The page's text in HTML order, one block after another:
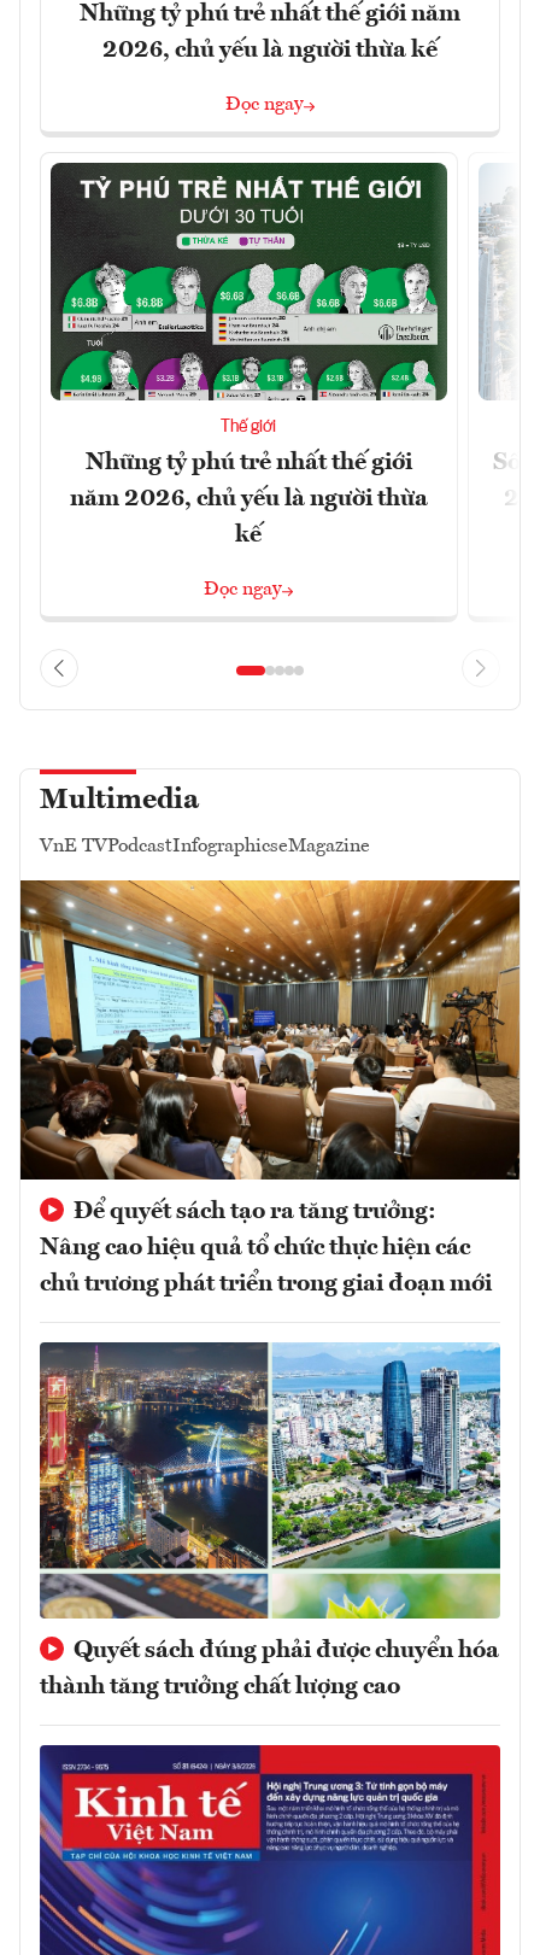
Những tỷ phú trẻ nhất thế giới năm
2026, chủ yếu là người thừa kế
Đọc ngay
Thế giới
Những tỷ phú trẻ nhất thế giới
năm 2026, chủ yếu là người thừa
kế
Đọc ngay
Số
Multimedia
VnE TVPodcastInfographicseMagazine
Để quyết sách tạo ra tăng trưởng:
Nâng cao hiệu quả tổ chức thực hiện các
chủ trương phát triển trong giai đoạn mới
Quyết sách đúng phải được chuyển hóa
thành tăng trưởng chất lượng cao